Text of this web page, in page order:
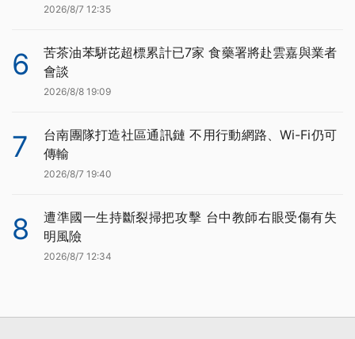
2026/8/7 12:35
6
苦茶油苯駢芘超標累計已7家 食藥署將赴雲嘉與業者
會談
2026/8/8 19:09
7
台南團隊打造社區通訊鏈 不用行動網路、Wi-Fi仍可
傳輸
2026/8/7 19:40
8
遭準國一生持斷裂掃把攻擊 台中教師右眼受傷有失
明風險
2026/8/7 12:34